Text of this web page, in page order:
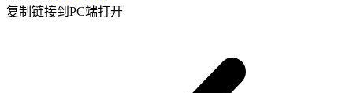
复制链接到PC端打开